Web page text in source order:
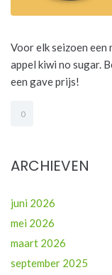
Voor elk seizoen een
appel kiwi no sugar.
een gave prijs!
0
ARCHIEVEN
juni 2026
mei 2026
maart 2026
september 2025